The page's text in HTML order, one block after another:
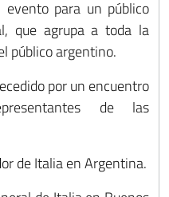
para un público
que agrupa a toda la
público argentino.
por un encuentro
de las
de Italia en Argentina.